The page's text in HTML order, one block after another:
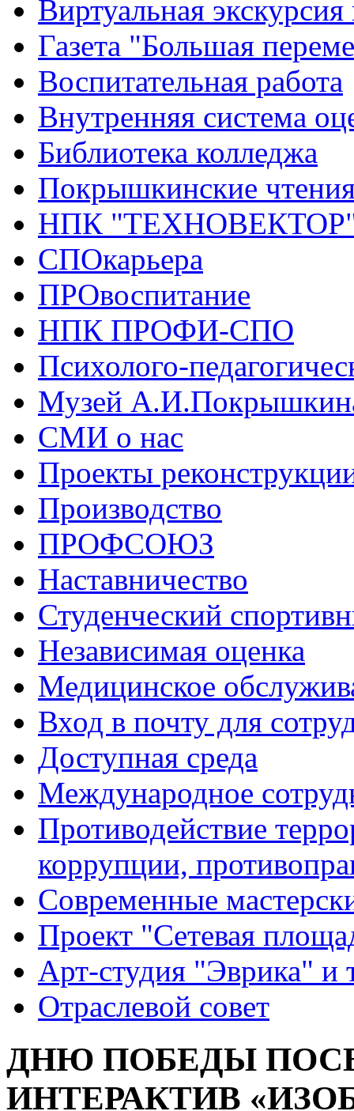
Виртуальная
Газета "Большая
Воспитательная работа
Внутренняя система
Библиотека колледжа
Покрышкинские
НПК
СПОкарьера
ПРОвоспитание
НПК ПРОФИ-СПО
Психолого-
Музей
СМИ о нас
Проекты
Производство
ПРОФСОЮЗ
Наставничество
Студенческий
Независимая оценка
Медицинское
Вход в почту для
Доступная среда
Международное
Противодействие
коррупции,
Современные
Проект "Сетевая
Арт-студия "Эврика" и
Отраслевой совет
ДНЮ ПОБЕДЫ
ИНТЕРАКТИВ